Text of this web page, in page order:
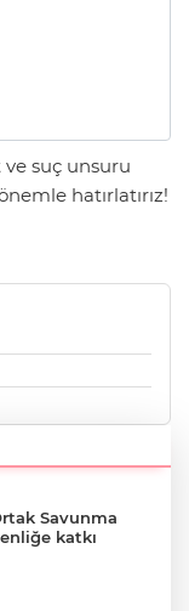
suç unsuru
hatırlatırız!
Savunma
katkı